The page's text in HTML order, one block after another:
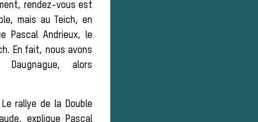
rendez-vous est
mais au Teich, en
Pascal Andrieux, le
En fait, nous avons
alors
rallye de la Double
explique Pascal